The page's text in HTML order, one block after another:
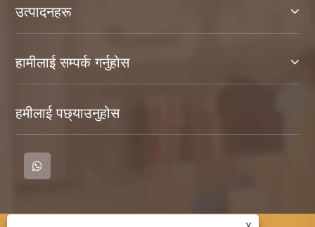
उत्पादनहरू
हामीलाई सम्पर्क गर्नुहोस
हमीलाई पछ्याउनुहोस